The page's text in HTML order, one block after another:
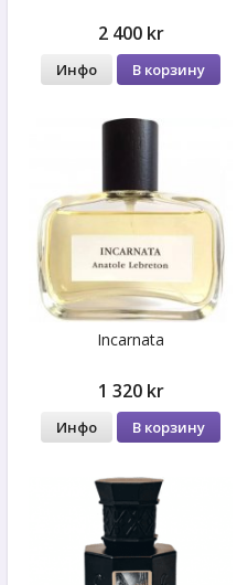
2 400 kr
Инфо В корзину
Incarnata
1 320 kr
Инфо В корзину